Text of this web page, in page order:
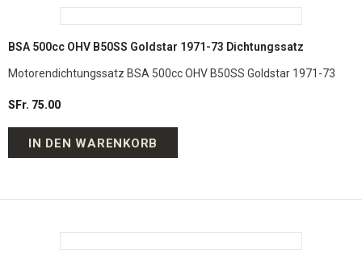
BSA 500cc OHV B50SS Goldstar 1971-73 Dichtungssatz
Motorendichtungssatz BSA 500cc OHV B50SS Goldstar 1971-73
SFr. 75.00
IN DEN WARENKORB